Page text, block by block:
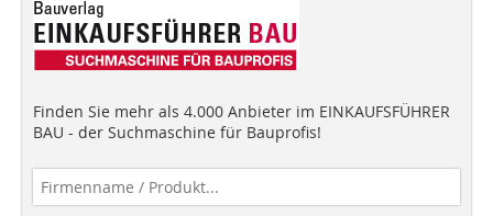
Finden Sie mehr als 4.000 Anbieter im EINKAUFSFÜHRER
BAU - der Suchmaschine für Bauprofis!